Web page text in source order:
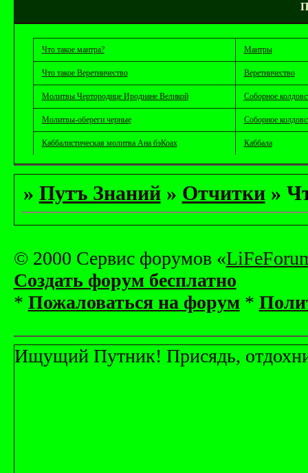
Что такое мантра? Мантры
Что такое Веретничество Веретничество
Молитвы Чертородице Иродиане Великой Соборное
Молитвы-обереги черные Соборное
Каббалистическая молитва Ана бэКоах Каббала
» Путъ Знаний » Отчитки »
© 2000 Сервис форумов «
Создать форум бесплатно
* Пожаловаться на форум*
Ищущий Путник! Присядь,